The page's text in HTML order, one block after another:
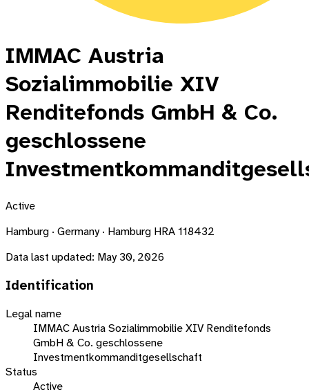
IMMAC Austria
Sozialimmobilie XIV
Renditefonds GmbH & Co.
geschlossene
Active
Hamburg · Germany · Hamburg HRA 118432
Data last updated: May 30, 2026
Identification
Legal name
IMMAC Austria Sozialimmobilie XIV Renditefonds
GmbH & Co. geschlossene
Investmentkommanditgesellschaft
Status
Active